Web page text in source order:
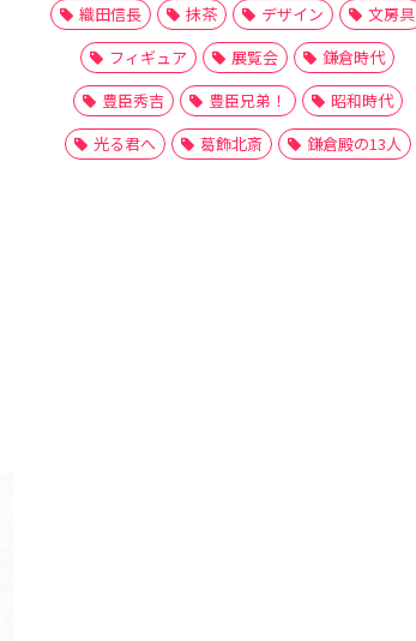
織田信長
抹茶 デザイン
文房具
フィギュア
展覧会
鎌倉時代
豊臣秀吉
豊臣兄弟！
昭和時代
光る君へ
葛飾北斎 鎌倉殿の13人